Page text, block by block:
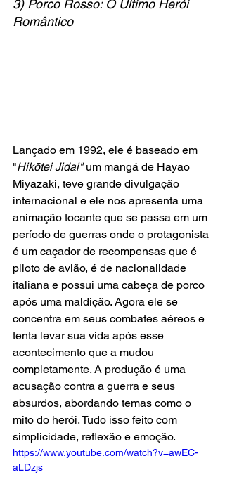
3) Porco Rosso: O Último Herói
Romântico
Lançado em 1992, ele é baseado em
"Hikōtei Jidai" um mangá de Hayao
Miyazaki, teve grande divulgação
internacional e ele nos apresenta uma
animação tocante que se passa em um
período de guerras onde o protagonista
é um caçador de recompensas que é
piloto de avião, é de nacionalidade
italiana e possui uma cabeça de porco
após uma maldição. Agora ele se
concentra em seus combates aéreos e
tenta levar sua vida após esse
acontecimento que a mudou
completamente. A produção é uma
acusação contra a guerra e seus
absurdos, abordando temas como o
mito do herói. Tudo isso feito com
simplicidade, reflexão e emoção.
https://www.youtube.com/watch?v=awEC-
aLDzjs